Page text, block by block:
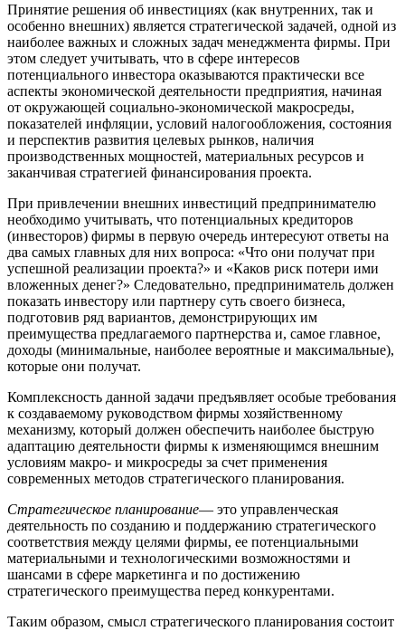
Принятие решения об инвестициях (как внутренних, так и
особенно внешних) является стратегической задачей, одной из
наиболее важных и сложных задач менеджмента фирмы. При
этом следует учитывать, что в сфере интересов
потенциального инвес­тора оказываются практически все
аспекты экономической деятельности предприятия, начиная
от окружающей социально­-экономической макросреды,
показателей инфляции, условий налогообложения, состояния
и перспектив развития целевых рынков, наличия
производственных мощностей, материальных ресурсов и
заканчивая стратегией финансирования проекта.
При привлечении внешних инвестиций предпринимателю
необходимо учитывать, что потенциальных кредиторов
(инвесторов) фирмы в первую очередь интересуют ответы на
два самых главных для них вопроса: «Что они получат при
успешной реализации проекта?» и «Каков риск потери ими
вложенных денег?» Следовательно, предприниматель должен
показать инвестору или партнеру суть своего бизнеса,
подготовив ряд вариантов, демонстрирующих им
преимущества предлагаемого партнерства и, самое главное,
доходы (минимальные, наиболее вероятные и максимальные),
которые они получат.
Комплексность данной задачи предъявляет особые требования
к создаваемому руководством фирмы хозяйственному
механизму, который должен обеспечить наиболее быструю
адаптацию деятельности фирмы к изменяющимся внешним
условиям макро- и микросреды за счет применения
современных методов стратегического планирования.
Стратегическое планирование— это управленческая
деятельность по созданию и поддержанию стратегического
соответствия между целями фирмы, ее потенциальными
материальными и технологическими возможностями и
шансами в сфере маркетинга и по достижению
стратегического преимущества перед конкурен­тами.
Таким образом, смысл стратегического планирования состоит